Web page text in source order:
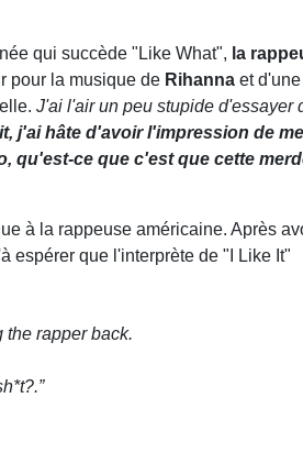
qui succède "Like What", la
pour la musique de Rihanna et d'une
J'ai l'air un peu stupide d'essayer
j'ai hâte d'avoir l'impression de me
qu'est-ce que c'est que cette
à la rappeuse américaine. Après
espérer que l'interprète de "I Like It"
the rapper back.